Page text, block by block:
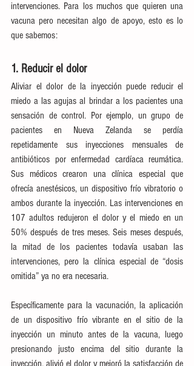
intervenciones. Para los muchos que quieren una
vacuna pero necesitan algo de apoyo, esto es lo
que sabemos:
1. Reducir el dolor
Aliviar el dolor de la inyección puede reducir el
miedo a las agujas al brindar a los pacientes una
sensación de control. Por ejemplo, un grupo de
pacientes en Nueva Zelanda se perdía
repetidamente sus inyecciones mensuales de
antibióticos por enfermedad cardíaca reumática.
Sus médicos crearon una clínica especial que
ofrecía anestésicos, un dispositivo frío vibratorio o
ambos durante la inyección. Las intervenciones en
107 adultos redujeron el dolor y el miedo en un
50% después de tres meses. Seis meses después,
la mitad de los pacientes todavía usaban las
intervenciones, pero la clínica especial de “dosis
omitida” ya no era necesaria.
Específicamente para la vacunación, la aplicación
de un dispositivo frío vibrante en el sitio de la
inyección un minuto antes de la vacuna, luego
presionando justo encima del sitio durante la